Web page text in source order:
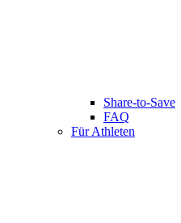
Share-to-Save
FAQ
Für Athleten